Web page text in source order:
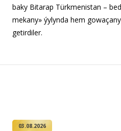
baky Bitarap Türkmenistan –
mekany» ýylynda hem
getirdiler.
03.08.2026